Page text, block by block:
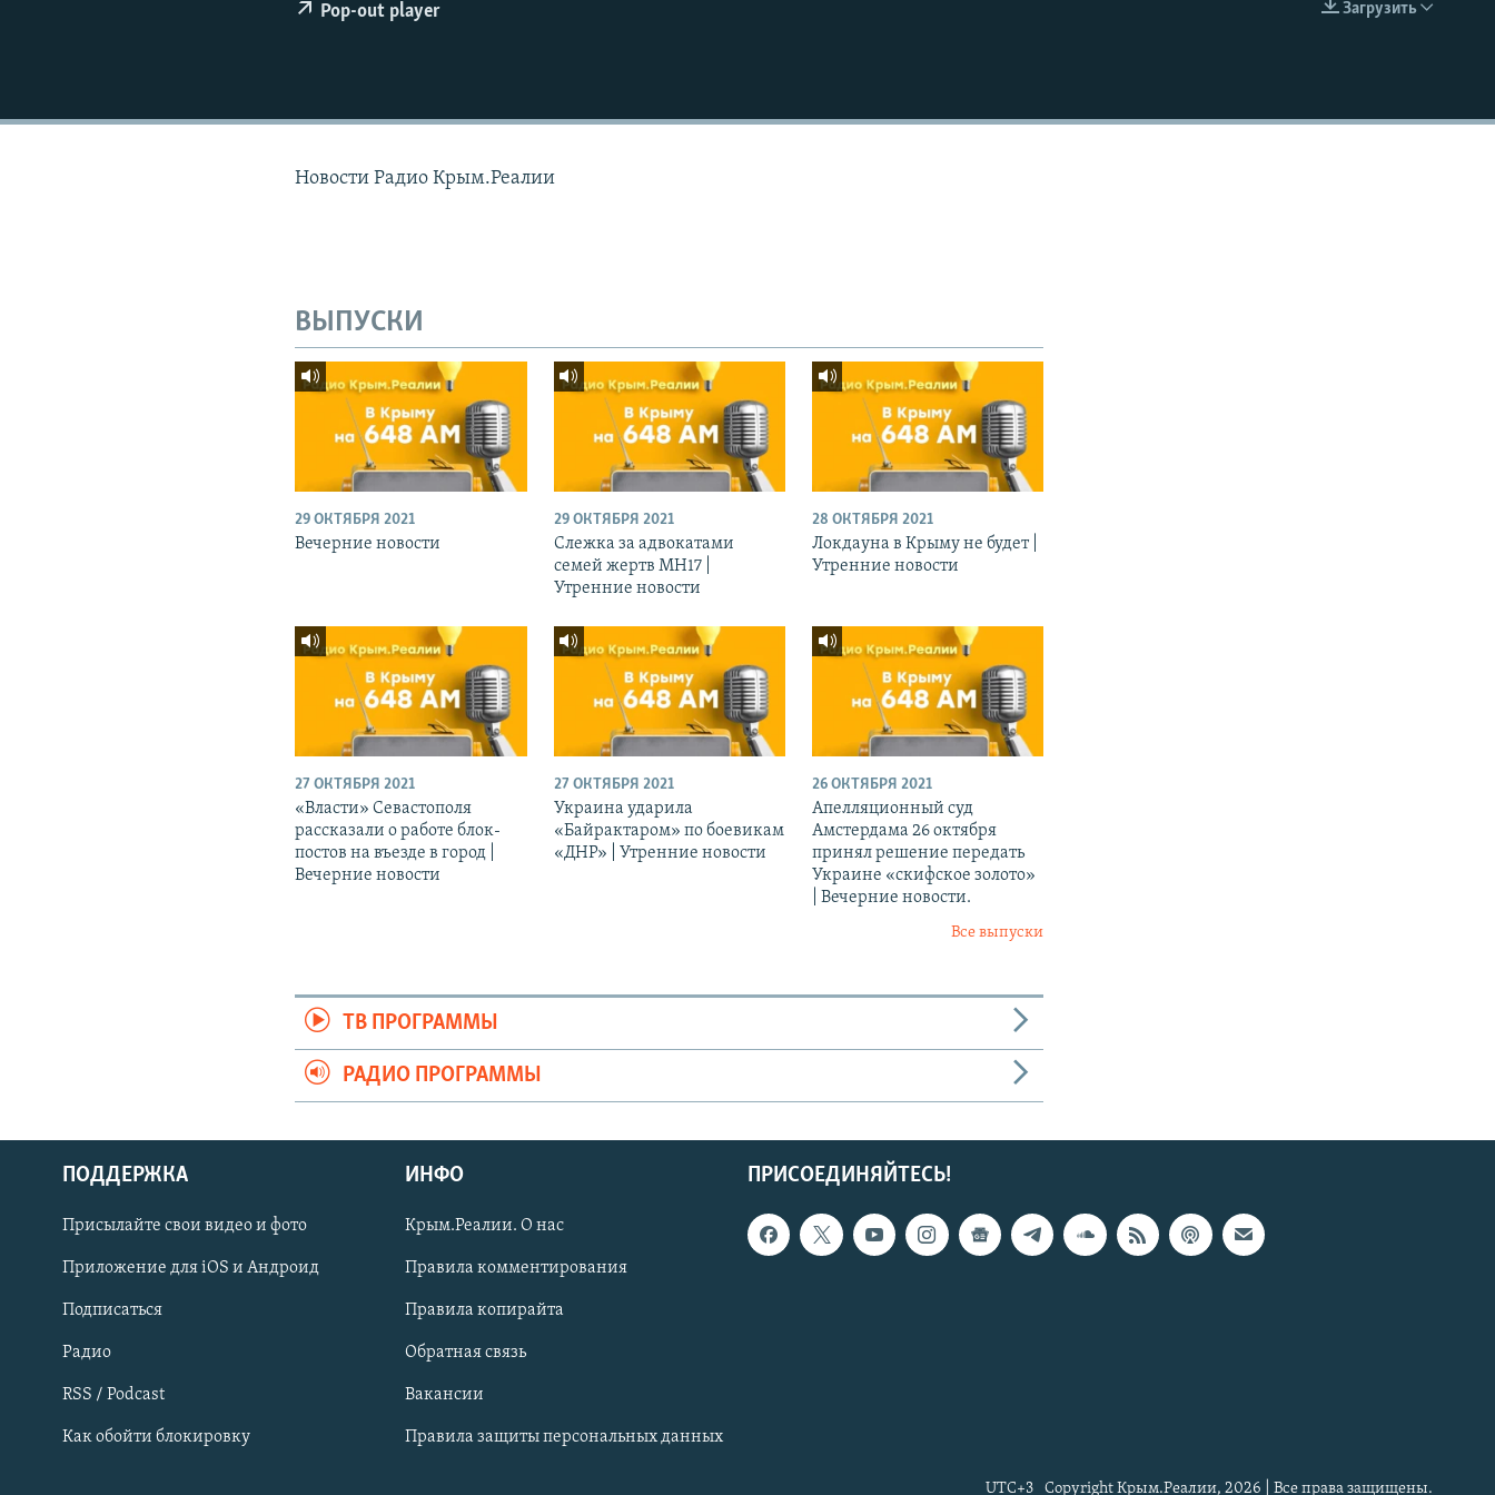
УКРАИНСКАЯ ПРОБЛЕМА КРЫМА
Українською
Qırımtatar
ПРИСОЕДИНЯЙТЕСЬ!
EMBED
Загрузить
Pop-out player
Новости Радио Крым.Реалии
ВЫПУСКИ
29 ОКТЯБРЯ 2021
Вечерние новости
29 ОКТЯБРЯ 2021
Слежка за адвокатами
семей жертв МН17 |
Утренние новости
28 ОКТЯБРЯ 2021
Локдауна в Крыму не будет |
Утренние новости
27 ОКТЯБРЯ 2021
«Власти» Севастополя
рассказали о работе блок-
постов на въезде в город |
Вечерние новости
27 ОКТЯБРЯ 2021
Украина ударила
«Байрактаром» по боевикам
«ДНР» | Утренние новости
26 ОКТЯБРЯ 2021
Апелляционный суд
Амстердама 26 октября
принял решение передать
Украине «скифское золото»
| Вечерние новости.
Все выпуски
ТВ ПРОГРАММЫ
РАДИО ПРОГРАММЫ
ПРИСОЕДИНЯЙТЕСЬ!
ПОДДЕРЖКА
Присылайте свои видео и фото
Приложение для iOS и Андроид
Подписаться
Радио
RSS / Podcast
Как обойти блокировку
ИНФО
Крым.Реалии. О нас
Правила комментирования
Правила копирайта
Обратная связь
Вакансии
Правила защиты персональных данных
Copyright Крым.Реалии, 2026 | Все права защищены.
UTC+3